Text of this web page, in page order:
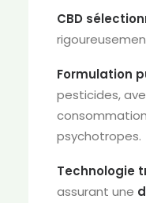
CBD
Formulation
pesticides,
psychotropes.
Technologie
assurant une